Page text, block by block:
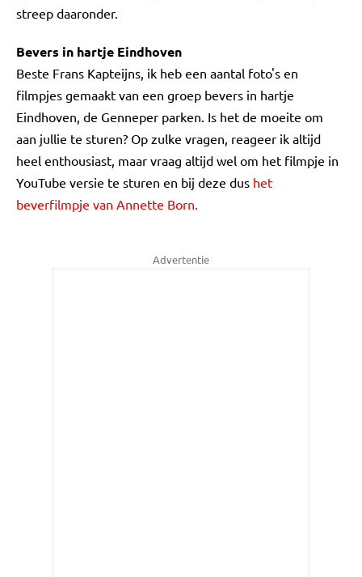
streep daaronder.
Bevers in hartje Eindhoven
Beste Frans Kapteijns, ik heb een aantal foto's en
filmpjes gemaakt van een groep bevers in hartje
Eindhoven, de Genneper parken. Is het de moeite om
aan jullie te sturen? Op zulke vragen, reageer ik altijd
heel enthousiast, maar vraag altijd wel om het filmpje in
YouTube versie te sturen en bij deze dus het
beverfilmpje van Annette Born.
Advertentie